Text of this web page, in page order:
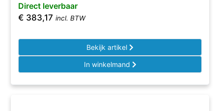
Direct leverbaar
€ 383,17 incl. BTW
Bekijk artikel
In winkelmand